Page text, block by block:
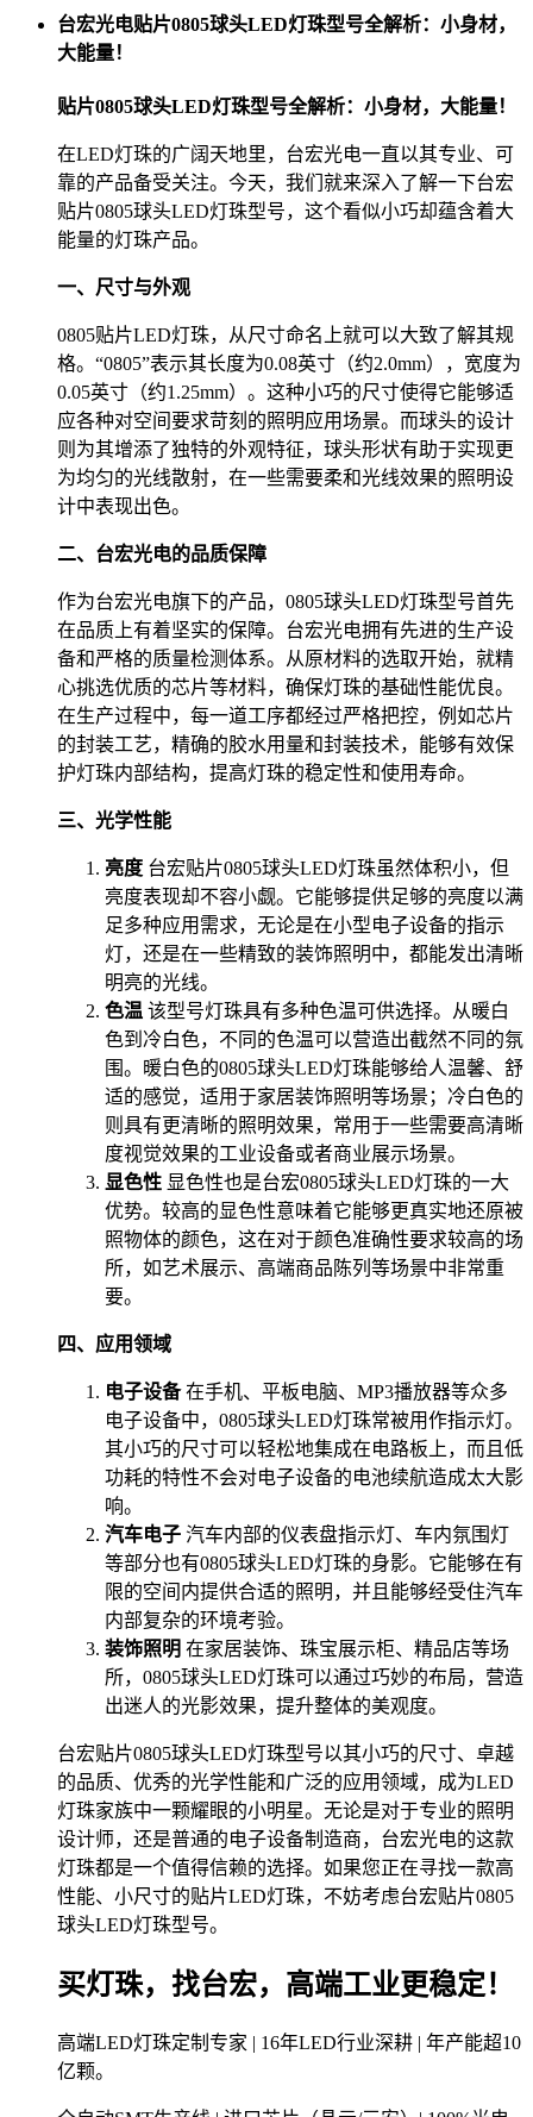
台宏光电贴片0805球头LED灯珠型号全解析：小身材，
大能量！
贴片0805球头LED灯珠型号全解析：小身材，大能量！
在LED灯珠的广阔天地里，台宏光电一直以其专业、可
靠的产品备受关注。今天，我们就来深入了解一下台宏
贴片0805球头LED灯珠型号，这个看似小巧却蕴含着大
能量的灯珠产品。
一、尺寸与外观
0805贴片LED灯珠，从尺寸命名上就可以大致了解其规
格。“0805”表示其长度为0.08英寸（约2.0mm），宽度为
0.05英寸（约1.25mm）。这种小巧的尺寸使得它能够适
应各种对空间要求苛刻的照明应用场景。而球头的设计
则为其增添了独特的外观特征，球头形状有助于实现更
为均匀的光线散射，在一些需要柔和光线效果的照明设
计中表现出色。
二、台宏光电的品质保障
作为台宏光电旗下的产品，0805球头LED灯珠型号首先
在品质上有着坚实的保障。台宏光电拥有先进的生产设
备和严格的质量检测体系。从原材料的选取开始，就精
心挑选优质的芯片等材料，确保灯珠的基础性能优良。
在生产过程中，每一道工序都经过严格把控，例如芯片
的封装工艺，精确的胶水用量和封装技术，能够有效保
护灯珠内部结构，提高灯珠的稳定性和使用寿命。
三、光学性能
亮度 台宏贴片0805球头LED灯珠虽然体积小，但
亮度表现却不容小觑。它能够提供足够的亮度以满
足多种应用需求，无论是在小型电子设备的指示
灯，还是在一些精致的装饰照明中，都能发出清晰
明亮的光线。
色温 该型号灯珠具有多种色温可供选择。从暖白
色到冷白色，不同的色温可以营造出截然不同的氛
围。暖白色的0805球头LED灯珠能够给人温馨、舒
适的感觉，适用于家居装饰照明等场景；冷白色的
则具有更清晰的照明效果，常用于一些需要高清晰
度视觉效果的工业设备或者商业展示场景。
显色性 显色性也是台宏0805球头LED灯珠的一大
优势。较高的显色性意味着它能够更真实地还原被
照物体的颜色，这在对于颜色准确性要求较高的场
所，如艺术展示、高端商品陈列等场景中非常重
要。
四、应用领域
电子设备在手机、平板电脑、MP3播放器等众多
电子设备中，0805球头LED灯珠常被用作指示灯。
其小巧的尺寸可以轻松地集成在电路板上，而且低
功耗的特性不会对电子设备的电池续航造成太大影
响。
汽车电子 汽车内部的仪表盘指示灯、车内氛围灯
等部分也有0805球头LED灯珠的身影。它能够在有
限的空间内提供合适的照明，并且能够经受住汽车
内部复杂的环境考验。
装饰照明 在家居装饰、珠宝展示柜、精品店等场
所，0805球头LED灯珠可以通过巧妙的布局，营造
出迷人的光影效果，提升整体的美观度。
台宏贴片0805球头LED灯珠型号以其小巧的尺寸、卓越
的品质、优秀的光学性能和广泛的应用领域，成为LED
灯珠家族中一颗耀眼的小明星。无论是对于专业的照明
设计师，还是普通的电子设备制造商，台宏光电的这款
灯珠都是一个值得信赖的选择。如果您正在寻找一款高
性能、小尺寸的贴片LED灯珠，不妨考虑台宏贴片0805
球头LED灯珠型号。
买灯珠，找台宏，高端工业更稳定！
高端LED灯珠定制专家 | 16年LED行业深耕 | 年产能超10
亿颗。